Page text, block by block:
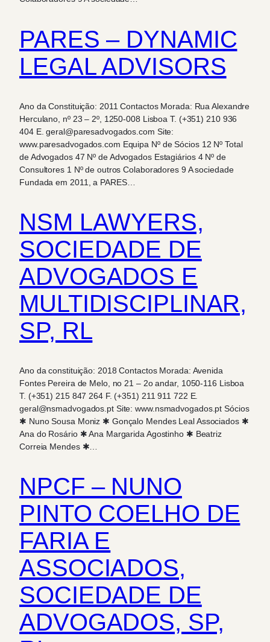
PARES – DYNAMIC
LEGAL ADVISORS
Ano da Constituição: 2011 Contactos Morada: Rua Alexandre
Herculano, nº 23 – 2º, 1250-008 Lisboa T. (+351) 210 936
404 E. geral@paresadvogados.com Site:
www.paresadvogados.com Equipa Nº de Sócios 12 Nº Total
de Advogados 47 Nº de Advogados Estagiários 4 Nº de
Consultores 1 Nº de outros Colaboradores 9 A sociedade
Fundada em 2011, a PARES…
NSM LAWYERS,
SOCIEDADE DE
ADVOGADOS E
MULTIDISCIPLINAR,
SP, RL
Ano da constituição: 2018 Contactos Morada: Avenida
Fontes Pereira de Melo, no 21 – 2o andar, 1050-116 Lisboa
T. (+351) 215 847 264 F. (+351) 211 911 722 E.
geral@nsmadvogados.pt Site: www.nsmadvogados.pt Sócios
✱ Nuno Sousa Moniz ✱ Gonçalo Mendes Leal Associados ✱
Ana do Rosário ✱ Ana Margarida Agostinho ✱ Beatriz
Correia Mendes ✱…
NPCF – NUNO
PINTO COELHO DE
FARIA E
ASSOCIADOS,
SOCIEDADE DE
ADVOGADOS, SP,